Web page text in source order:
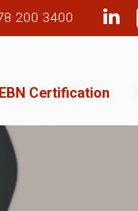
200 3400
Certification